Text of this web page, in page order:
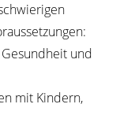
und
mit Kindern,